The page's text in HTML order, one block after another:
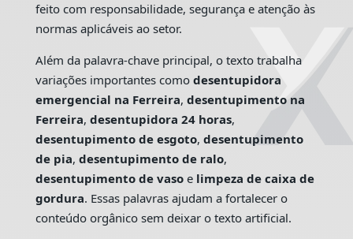
feito com responsabilidade, segurança e atenção às
normas aplicáveis ao setor.
Além da palavra-chave principal, o texto trabalha
variações importantes como desentupidora
emergencial na Ferreira, desentupimento na
Ferreira, desentupidora 24 horas,
desentupimento de esgoto, desentupimento
de pia, desentupimento de ralo,
desentupimento de vasoe limpeza de caixa de
gordura. Essas palavras ajudam a fortalecer o
conteúdo orgânico sem deixar o texto artificial.